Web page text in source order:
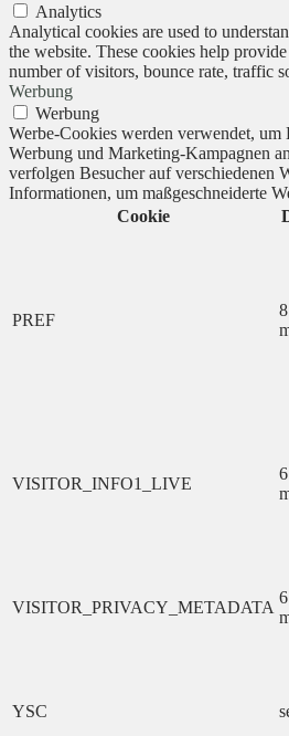
Analytics
Analytical cookies are used to
the website. These cookies help
number of visitors, bounce rate, traffic
Werbung
Werbung
Werbe-Cookies werden verwendet, um
Werbung und Marketing-Kampagnen
verfolgen Besucher auf verschiedenen
Informationen, um maßgeschneiderte
Cookie
PREF
8
VISITOR_INFO1_LIVE
6
VISITOR_PRIVACY_METADATA
6
YSC